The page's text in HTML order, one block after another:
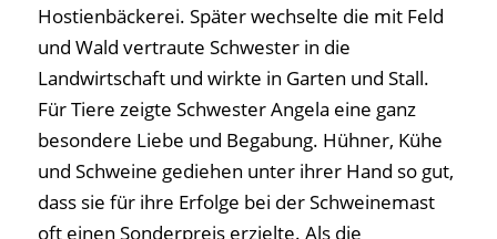
Hostienbäckerei. Später wechselte die mit Feld
und Wald vertraute Schwester in die
Landwirtschaft und wirkte in Garten und Stall.
Für Tiere zeigte Schwester Angela eine ganz
besondere Liebe und Begabung. Hühner, Kühe
und Schweine gediehen unter ihrer Hand so gut,
dass sie für ihre Erfolge bei der Schweinemast
oft einen Sonderpreis erzielte. Als die